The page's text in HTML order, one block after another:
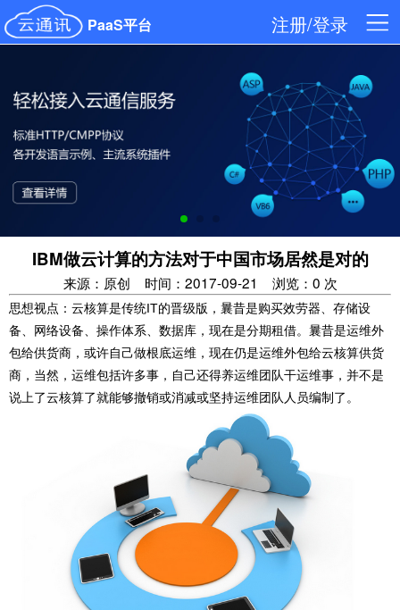
PaaS平台 注册/登录
IBM做云计算的方法对于中国市场居然是对的
来源：原创 时间：2017-09-21 浏览：0 次
思想视点：云核算是传统IT的晋级版，曩昔是购买效劳器、存储设
备、网络设备、操作体系、数据库，现在是分期租借。曩昔是运维外
包给供货商，或许自己做根底运维，现在仍是运维外包给云核算供货
商，当然，运维包括许多事，自己还得养运维团队干运维事，并不是
说上了云核算了就能够撤销或消减或坚持运维团队人员编制了。